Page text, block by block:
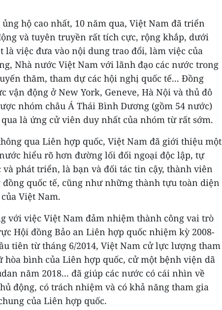
hộ cao nhất, 10 năm qua, Việt Nam đã triển
và tuyên truyền rất tích cực, rộng khắp, dưới
là việc đưa vào nội dung trao đổi, làm việc của
Nhà nước Việt Nam với lãnh đạo các nước trong
thăm, tham dự các hội nghị quốc tế... Đồng
vận động ở New York, Geneve, Hà Nội và thủ đô
nhóm châu Á Thái Bình Dương (gồm 54 nước)
là ứng cử viên duy nhất của nhóm từ rất sớm.
qua Liên hợp quốc, Việt Nam đã giới thiệu một
hiểu rõ hơn đường lối đối ngoại độc lập, tự
phát triển, là bạn và đối tác tin cậy, thành viên
đồng quốc tế, cũng như những thành tựu toàn diện
Việt Nam.
với việc Việt Nam đảm nhiệm thành công vai trò
Hội đồng Bảo an Liên hợp quốc nhiệm kỳ 2008-
tiên từ tháng 6/2014, Việt Nam cử lực lượng tham
hòa bình của Liên hợp quốc, cử một bệnh viện dã
năm 2018... đã giúp các nước có cái nhìn về
động, có trách nhiệm và có khả năng tham gia
của Liên hợp quốc.